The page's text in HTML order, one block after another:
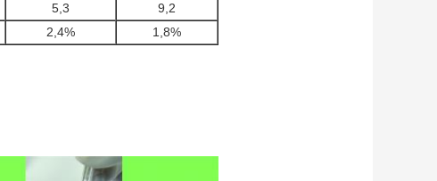
5,3
9,2
2,4% 1,8%